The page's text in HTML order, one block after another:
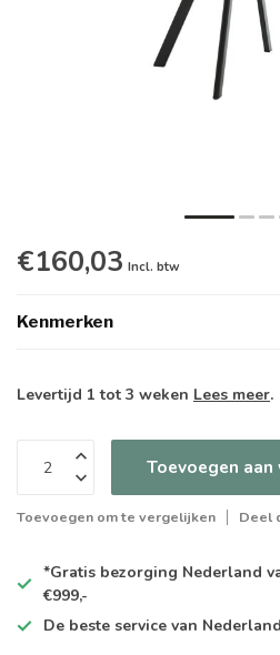
€160,03 Incl. btw
Kenmerken
Levertijd 1 tot 3 weken Lees meer.
Toevoegen
Toevoegen om te vergelijken Deel
*Gratis bezorging Nederland
€999,-
De beste service van Nederland